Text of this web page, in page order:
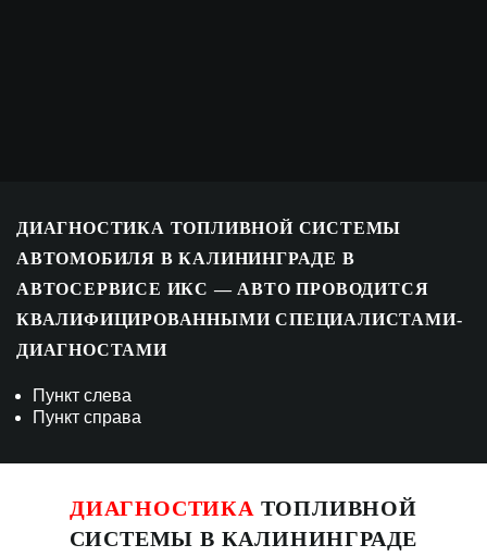
ДИАГНОСТИКА ТОПЛИВНОЙ СИСТЕМЫ
АВТОМОБИЛЯ В КАЛИНИНГРАДЕ В
АВТОСЕРВИСЕ ИКС — АВТО ПРОВОДИТСЯ
КВАЛИФИЦИРОВАННЫМИ СПЕЦИАЛИСТАМИ-
ДИАГНОСТАМИ
Пункт слева
Пункт справа
ДИАГНОСТИКА ТОПЛИВНОЙ
СИСТЕМЫ В КАЛИНИНГРАДЕ